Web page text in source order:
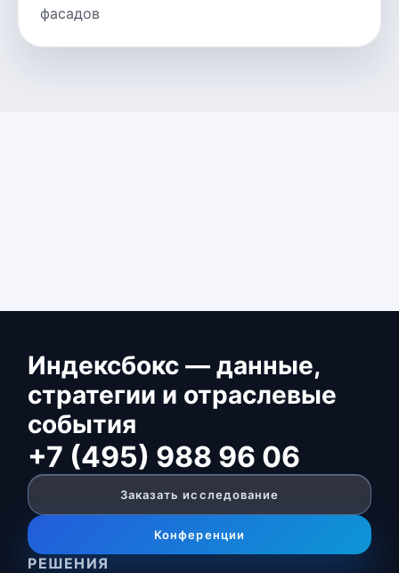
фасадов
Индексбокс — данные,
стратегии и отраслевые
события
+7 (495) 988 96 06
Заказать исследование
Конференции
РЕШЕНИЯ